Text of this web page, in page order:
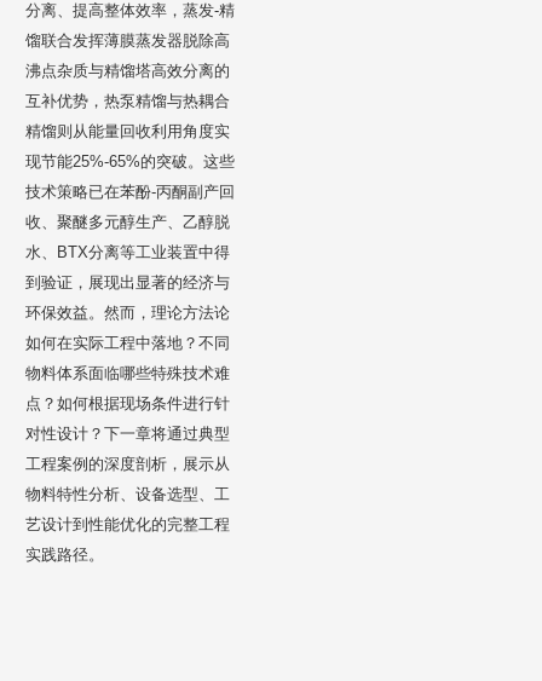
分离、提高整体效率，蒸发-精
馏联合发挥薄膜蒸发器脱除高
沸点杂质与精馏塔高效分离的
互补优势，热泵精馏与热耦合
精馏则从能量回收利用角度实
现节能25%-65%的突破。这些
技术策略已在苯酚-丙酮副产回
收、聚醚多元醇生产、乙醇脱
水、BTX分离等工业装置中得
到验证，展现出显著的经济与
环保效益。然而，理论方法论
如何在实际工程中落地？不同
物料体系面临哪些特殊技术难
点？如何根据现场条件进行针
对性设计？下一章将通过典型
工程案例的深度剖析，展示从
物料特性分析、设备选型、工
艺设计到性能优化的完整工程
实践路径。